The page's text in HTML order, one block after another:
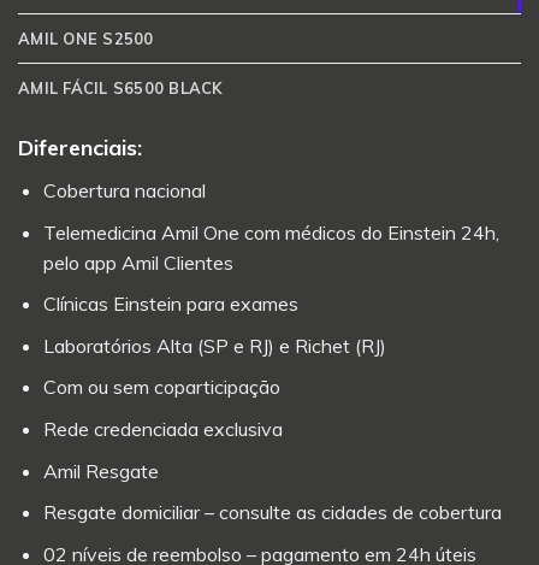
AMIL ONE S2500
AMIL FÁCIL S6500 BLACK
Diferenciais:
Cobertura nacional
Telemedicina Amil One com médicos do Einstein 24h,
pelo app Amil Clientes
Clínicas Einstein para exames
Laboratórios Alta (SP e RJ) e Richet (RJ)
Com ou sem coparticipação
Rede credenciada exclusiva
Amil Resgate
Resgate domiciliar – consulte as cidades de cobertura
02 níveis de reembolso – pagamento em 24h úteis